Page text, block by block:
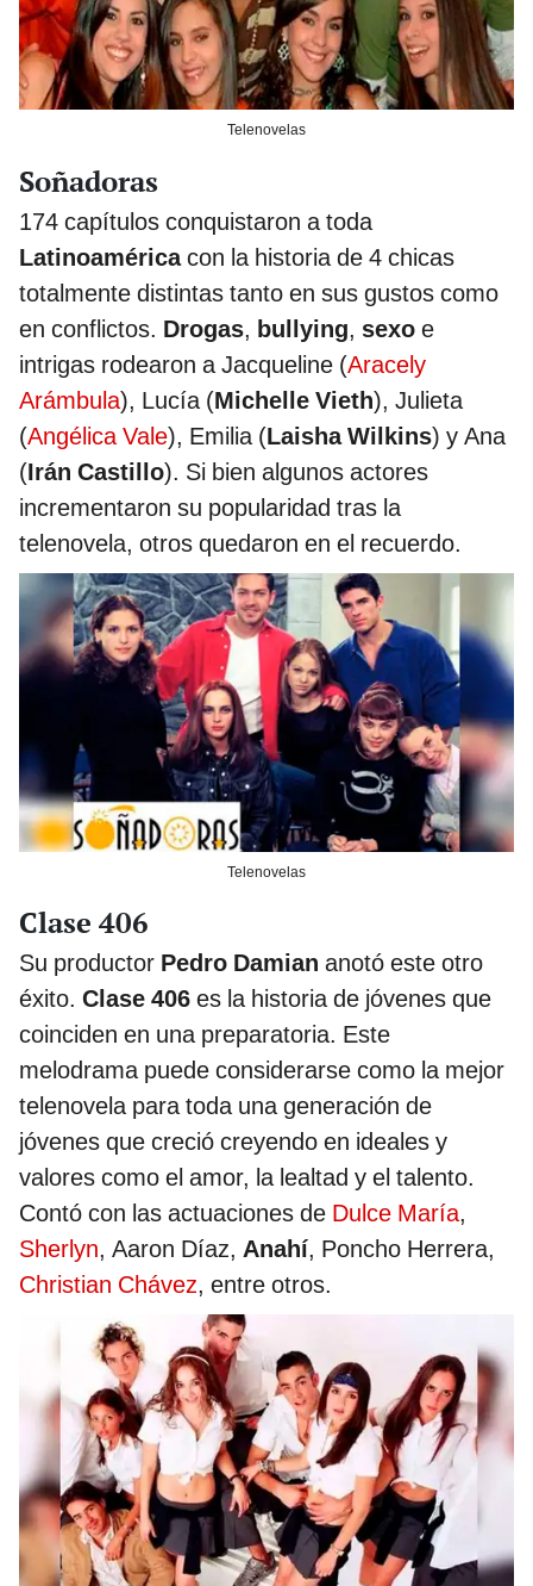
Telenovelas
Soñadoras
174 capítulos conquistaron a toda
Latinoaméricacon la historia de 4 chicas
totalmente distintas tanto en sus gustos como
en conflictos. Drogas, bullying, sexo e
intrigas rodearon a Jacqueline (Aracely
Arámbula), Lucía (Michelle Vieth), Julieta
(Angélica Vale), Emilia (Laisha Wilkins) y Ana
(Irán Castillo). Si bien algunos actores
incrementaron su popularidad tras la
telenovela, otros quedaron en el recuerdo.
Telenovelas
Clase 406
Su productor Pedro Damian anotó este otro
éxito. Clase 406 es la historia de jóvenes que
coinciden en una preparatoria. Este
melodrama puede considerarse como la mejor
telenovela para toda una generación de
jóvenes que creció creyendo en ideales y
valores como el amor, la lealtad y el talento.
Contó con las actuaciones de Dulce María,
Sherlyn, Aaron Díaz, Anahí, Poncho Herrera,
Christian Chávez, entre otros.